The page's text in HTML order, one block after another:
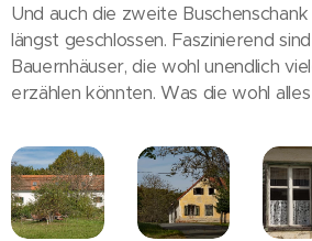
Und auch die zweite
längst geschlossen. Faszinierend
Bauernhäuser, die wohl unendlich
erzählen könnten. Was die wohl